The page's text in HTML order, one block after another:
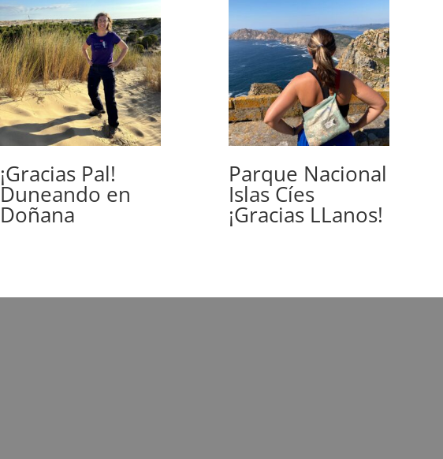
¡Gracias Pal!
Duneando en
Doñana
Parque Nacional
Islas Cíes
¡Gracias LLanos!